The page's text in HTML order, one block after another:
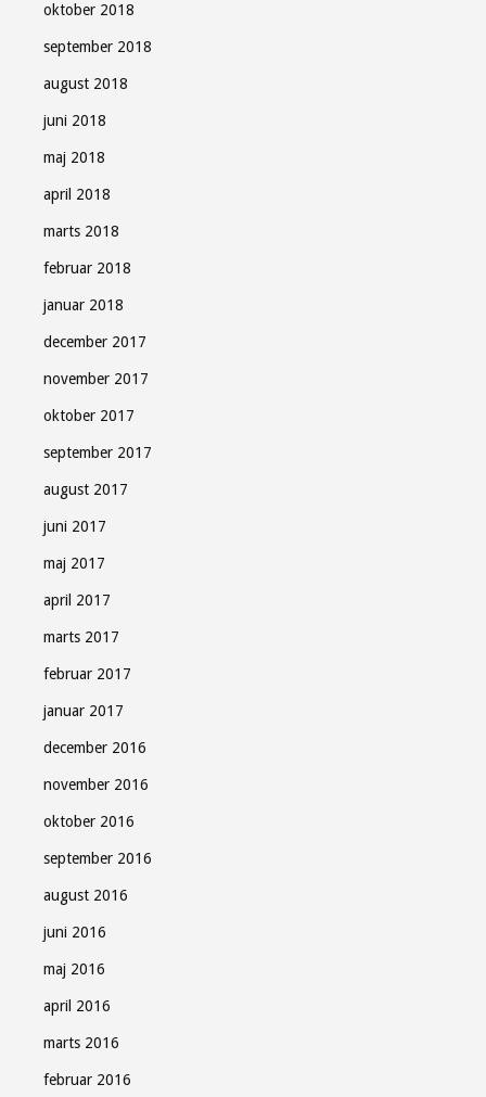
oktober 2018
september 2018
august 2018
juni 2018
maj 2018
april 2018
marts 2018
februar 2018
januar 2018
december 2017
november 2017
oktober 2017
september 2017
august 2017
juni 2017
maj 2017
april 2017
marts 2017
februar 2017
januar 2017
december 2016
november 2016
oktober 2016
september 2016
august 2016
juni 2016
maj 2016
april 2016
marts 2016
februar 2016